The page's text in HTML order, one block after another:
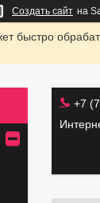
Создать сайт на
быстро
+7